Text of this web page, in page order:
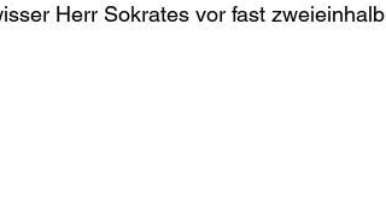
Herr Sokrates vor fast zweieinhalb